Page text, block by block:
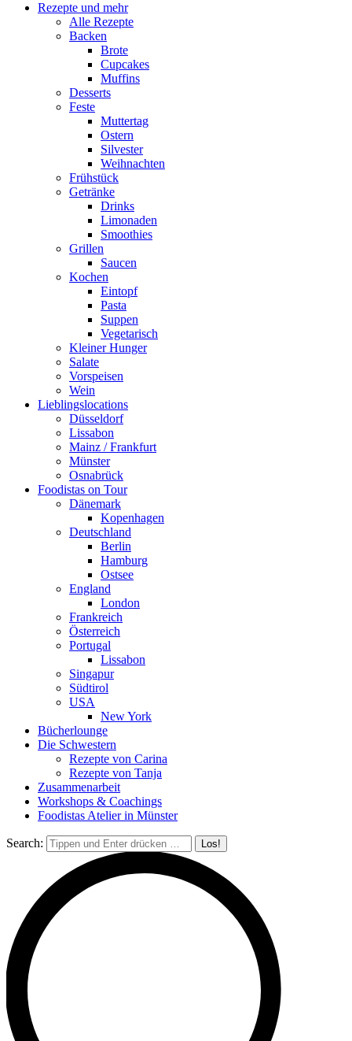
Rezepte und mehr
Alle Rezepte
Backen
Brote
Cupcakes
Muffins
Desserts
Feste
Muttertag
Ostern
Silvester
Weihnachten
Frühstück
Getränke
Drinks
Limonaden
Smoothies
Grillen
Saucen
Kochen
Eintopf
Pasta
Suppen
Vegetarisch
Kleiner Hunger
Salate
Vorspeisen
Wein
Lieblingslocations
Düsseldorf
Lissabon
Mainz / Frankfurt
Münster
Osnabrück
Foodistas on Tour
Dänemark
Kopenhagen
Deutschland
Berlin
Hamburg
Ostsee
England
London
Frankreich
Österreich
Portugal
Lissabon
Singapur
Südtirol
USA
New York
Bücherlounge
Die Schwestern
Rezepte von Carina
Rezepte von Tanja
Zusammenarbeit
Workshops & Coachings
Foodistas Atelier in Münster
Search: